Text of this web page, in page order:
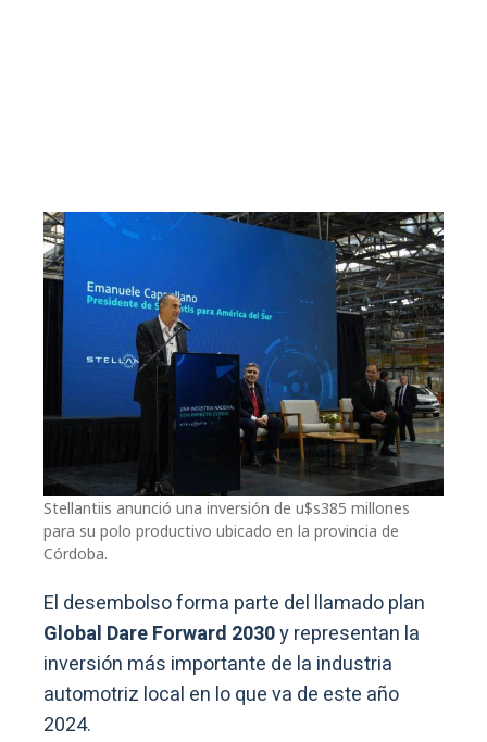
Stellantiis anunció una inversión de u$s385 millones
para su polo productivo ubicado en la provincia de
Córdoba.
El desembolso forma parte del llamado plan
Global Dare Forward 2030y representan la
inversión más importante de la industria
automotriz local en lo que va de este año
2024.